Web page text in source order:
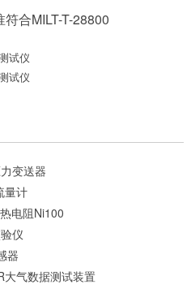
合MILT-T-28800
试仪
试仪
变送器
量计
电阻Ni100
仪
器
大气数据测试装置